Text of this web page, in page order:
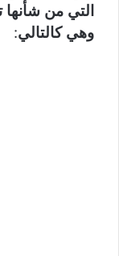
التي من
وهي كالتالي: